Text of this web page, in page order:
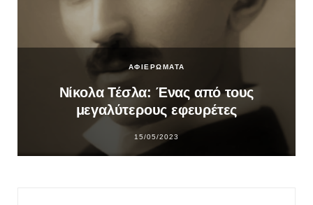
ΑΦΙΕΡΩΜΑΤΑ
Νίκολα Τέσλα: Ένας από τους
μεγαλύτερους εφευρέτες
15/05/2023